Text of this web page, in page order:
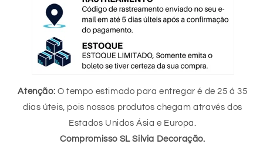
Atenção: O tempo estimado para entregar é de 25 á 35
dias úteis, pois nossos produtos chegam através dos
Estados Unidos Ásia e Europa.
Compromisso SL Silvia Decoração.